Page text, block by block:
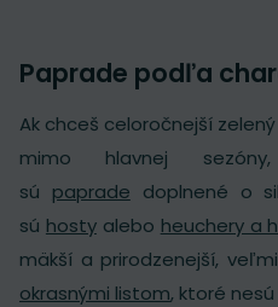
Paprade podľa
Ak chceš celoročnejší
mimo hlavnej
sú paprade doplnené o
sú hosty alebo heuchery a
mäkší a prirodzenejší,
okrasnými listom, ktoré